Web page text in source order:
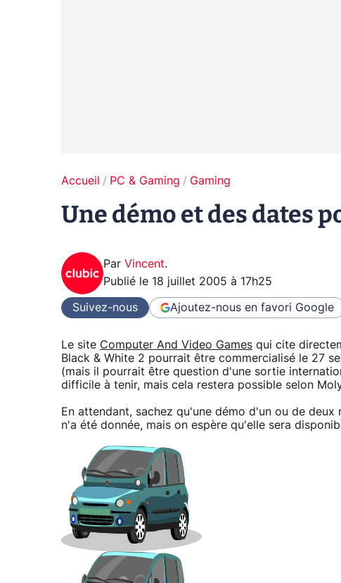
Accueil PC & Gaming Gaming
Une démo et des dates
Par Vincent.
Publié le 18 juillet 2005 à 17h25
Suivez-nous Ajoutez-nous en favori Google
Le site Computer And Video Games qui cite
Black & White 2 pourrait être commercialisé le 27
(mais il pourrait être question d'une sortie
difficile à tenir, mais cela restera possible selon
En attendant, sachez qu'une démo d'un ou de
n'a été donnée, mais on espère qu'elle sera